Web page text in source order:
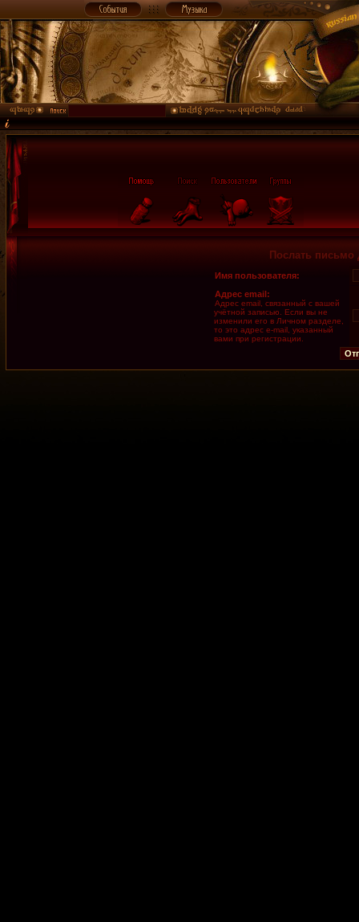
Послать письмо
Имя пользователя:
Адрес email:
Адрес email, связанный с вашей
учётной записью. Если вы не
изменили его в Личном разделе,
то это адрес e-mail, указанный
вами при регистрации.